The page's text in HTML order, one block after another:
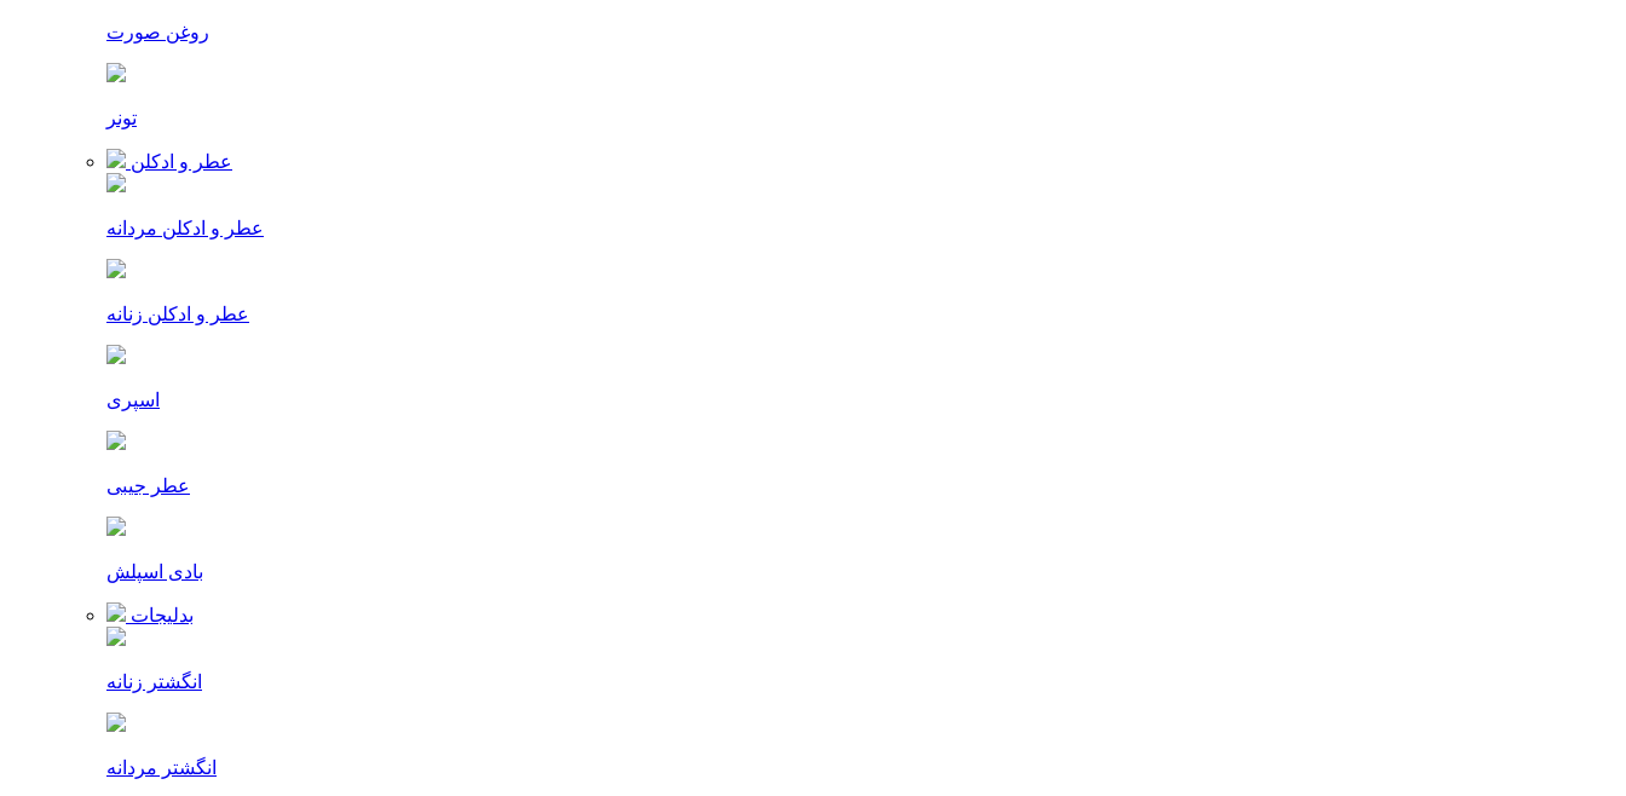
روغن صورت
تونر
عطر و ادکلن
عطر و ادکلن مردانه
عطر و ادکلن زنانه
اسپری
عطر جیبی
بادی اسپلش
بدلیجات
انگشتر زنانه
انگشتر مردانه